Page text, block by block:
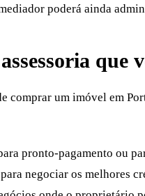
poderá ainda
que
comprar um imóvel em
pronto-pagamento ou
negociar os